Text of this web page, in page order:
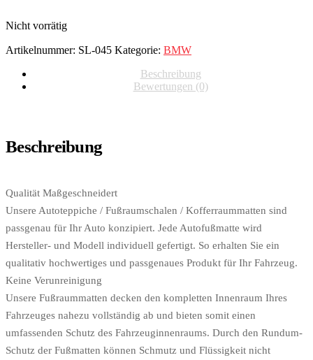
Nicht vorrätig
Artikelnummer: SL-045 Kategorie: BMW
Beschreibung
Bewertungen (0)
Beschreibung
Qualität Maßgeschneidert
Unsere Autoteppiche / Fußraumschalen / Kofferraummatten sind
passgenau für Ihr Auto konzipiert. Jede Autofußmatte wird
Hersteller- und Modell individuell gefertigt. So erhalten Sie ein
qualitativ hochwertiges und passgenaues Produkt für Ihr Fahrzeug.
Keine Verunreinigung
Unsere Fußraummatten decken den kompletten Innenraum Ihres
Fahrzeuges nahezu vollständig ab und bieten somit einen
umfassenden Schutz des Fahrzeuginnenraums. Durch den Rundum-
Schutz der Fußmatten können Schmutz und Flüssigkeit nicht